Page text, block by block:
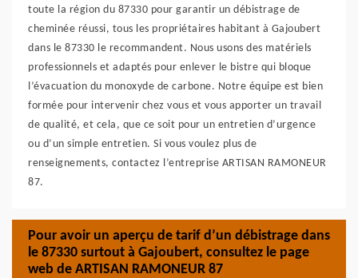
toute la région du 87330 pour garantir un débistrage de
cheminée réussi, tous les propriétaires habitant à Gajoubert
dans le 87330 le recommandent. Nous usons des matériels
professionnels et adaptés pour enlever le bistre qui bloque
l’évacuation du monoxyde de carbone. Notre équipe est bien
formée pour intervenir chez vous et vous apporter un travail
de qualité, et cela, que ce soit pour un entretien d’urgence
ou d’un simple entretien. Si vous voulez plus de
renseignements, contactez l’entreprise ARTISAN RAMONEUR
87.
Pour avoir un aperçu de tarif d’un débistrage dans
le 87330 surtout à Gajoubert, consultez le page
web de ARTISAN RAMONEUR 87